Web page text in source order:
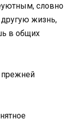
словно
жизнь,
в общих
прежней